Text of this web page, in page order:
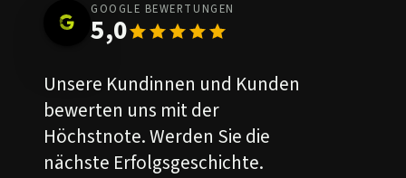
GOOGLE BEWERTUNGEN
5,0
Unsere Kundinnen und Kunden
bewerten uns mit der
Höchstnote. Werden Sie die
nächste Erfolgsgeschichte.